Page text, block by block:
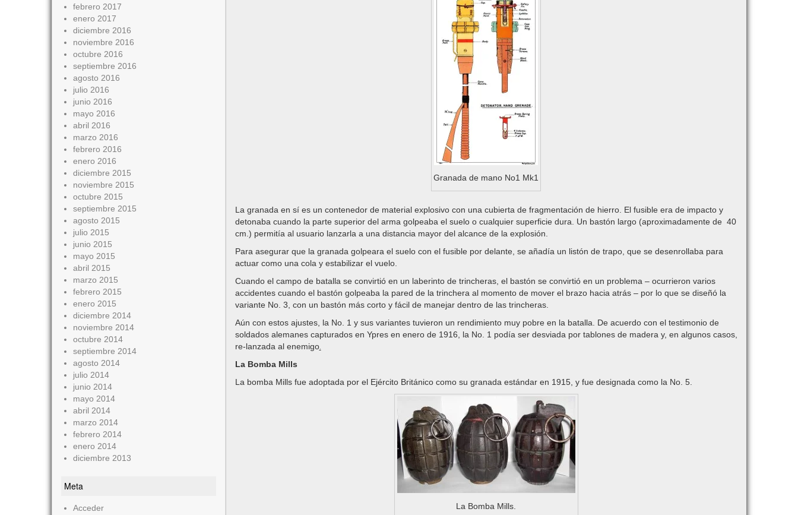
Granada de mano No1 Mk1
La granada en sí es un contenedor de material explosivo con una cubierta de fragmentación de hierro. El fusible era de impacto y
detonaba cuando la parte superior del arma golpeaba el suelo o cualquier superficie dura. Un bastón largo (aproximadamente de 40
cm.) permitía al usuario lanzarla a una distancia mayor del alcance de la explosión.
Para asegurar que la granada golpeara el suelo con el fusible por delante, se añadía un listón de trapo, que se desenrollaba para
actuar como una cola y estabilizar el vuelo.
Cuando el campo de batalla se convirtió en un laberinto de trincheras, el bastón se convirtió en un problema – ocurrieron varios
accidentes cuando el bastón golpeaba la pared de la trinchera al momento de mover el brazo hacia atrás – por lo que se diseñó la
variante No. 3, con un bastón más corto y fácil de manejar dentro de las trincheras.
Aún con estos ajustes, la No. 1 y sus variantes tuvieron un rendimiento muy pobre en la batalla. De acuerdo con el testimonio de
soldados alemanes capturados en Ypres en enero de 1916, la No. 1 podía ser desviada por tablones de madera y, en algunos casos,
re-lanzada al enemigo.
La Bomba Mills
La bomba Mills fue adoptada por el Ejército Británico como su granada estándar en 1915, y fue designada como la No. 5.
La Bomba Mills.
febrero 2017
enero 2017
diciembre 2016
noviembre 2016
octubre 2016
septiembre 2016
agosto 2016
julio 2016
junio 2016
mayo 2016
abril 2016
marzo 2016
febrero 2016
enero 2016
diciembre 2015
noviembre 2015
octubre 2015
septiembre 2015
agosto 2015
julio 2015
junio 2015
mayo 2015
abril 2015
marzo 2015
febrero 2015
enero 2015
diciembre 2014
noviembre 2014
octubre 2014
septiembre 2014
agosto 2014
julio 2014
junio 2014
mayo 2014
abril 2014
marzo 2014
febrero 2014
enero 2014
diciembre 2013
Meta
Acceder